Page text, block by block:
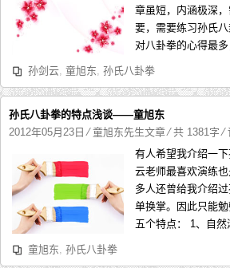
章虽短，内涵极深
要，需要练习孙氏
对八卦拳的心得最
孙剑云, 童旭东, 孙氏八卦拳
孙氏八卦拳的特点浅谈——童旭东
2012年05月23日 ⁄童旭东先生文章⁄ 共 1381字⁄
有人希望我介绍一
云老师最喜欢演练
多人还曾给我介绍
单换掌。因此只能
五个特点： 1、自
童旭东, 孙氏八卦拳